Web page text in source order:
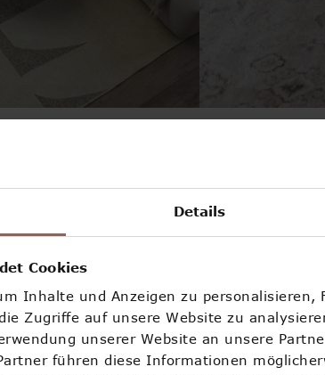
Details
Cookies
Inhalte und Anzeigen zu personalisieren,
Zugriffe auf unsere Website zu
unserer Website an unsere
führen diese Informationen